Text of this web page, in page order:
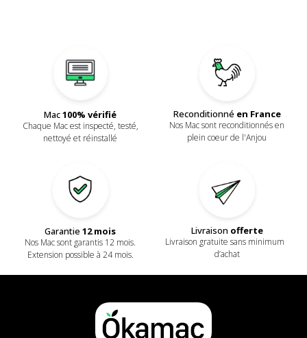
Mac100% vérifié
Chaque Mac est inspecté, testé,
nettoyé et réinstallé
Reconditionné en France
Nos Mac sont reconditionnés en
plein coeur de l'Anjou
Garantie 12 mois
Nos Mac sont garantis 12 mois.
Extension possible à 24 mois.
Livraison offerte
Livraison gratuite sans minimum
d’achat